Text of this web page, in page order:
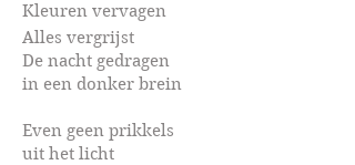
Kleuren vervagen
Alles vergrijst
De nacht gedragen
in een donker brein
Even geen prikkels
uit het licht